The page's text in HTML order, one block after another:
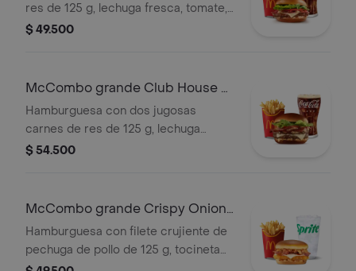
res de 125 g, lechuga fresca, tomate,
cebolla grillada, tocineta ahumada,
Acompañada de papas fritas grandes
y bebida grande a elección.
$ 49.500
McCombo grande Club House 2
Carnes
Hamburguesa con dos jugosas
carnes de res de 125 g, lechuga
fresca, tomate, cebolla grillada,
suave tipo Brioche. Acompañada de
papas fritas grandes y bebida grande
a elección.
$ 54.500
McCombo grande Crispy Onion
Barbecue 1 Pechuga
Hamburguesa con filete crujiente de
pechuga de pollo de 125 g, tocineta